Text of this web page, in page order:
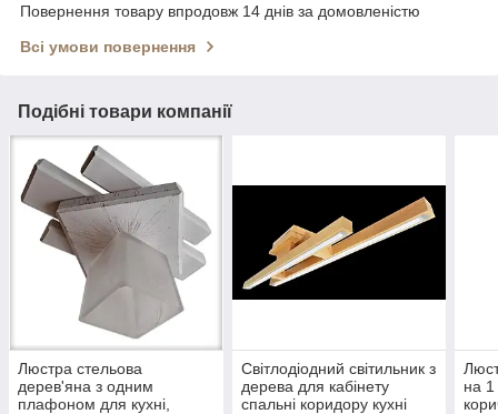
Повернення товару впродовж 14 днів за домовленістю
Всі умови повернення
Подібні товари компанії
Люстра стельова
дерев'яна з одним
плафоном для кухні,
Світлодіодний світильник з
дерева для кабінету
спальні коридору кухні
на